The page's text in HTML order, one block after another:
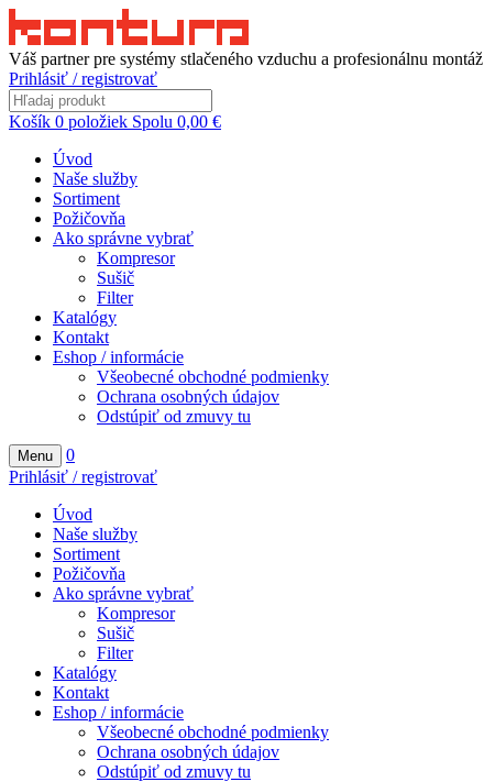
Váš partner pre systémy stlačeného vzduchu a profesionálnu montáž
Prihlásiť / registrovať
Košík 0 položiek Spolu 0,00 €
Úvod
Naše služby
Sortiment
Požičovňa
Ako správne vybrať
Kompresor
Sušič
Filter
Katalógy
Kontakt
Eshop / informácie
Všeobecné obchodné podmienky
Ochrana osobných údajov
Odstúpiť od zmuvy tu
Menu
0
Prihlásiť / registrovať
Úvod
Naše služby
Sortiment
Požičovňa
Ako správne vybrať
Kompresor
Sušič
Filter
Katalógy
Kontakt
Eshop / informácie
Všeobecné obchodné podmienky
Ochrana osobných údajov
Odstúpiť od zmuvy tu